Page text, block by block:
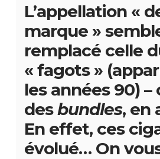
L’appellation «
marque »
remplacé celle
« fagots »
les années 90) –
desbundles, en
En effet, ces
évolué… On